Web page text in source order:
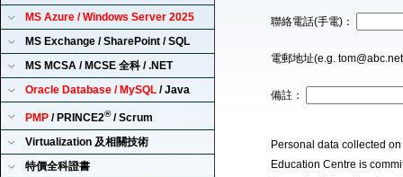
MS Azure / Windows Server 2025
MS Exchange / SharePoint / SQL
MS MCSA / MCSE 全科 / .NET
Oracle Database / MySQL / Java
PMP / PRINCE2®/ Scrum
Virtualization 及相關技術
特價全科證書
聯絡電話(手電)：
電郵地址(e.g.
備註：
Personal data collected
Education Centre is